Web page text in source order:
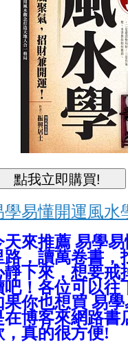
學易懂開運風水
天來推薦 易學
路，讀萬卷書，
靜下來，想要戒
吧！各位可以往
果你也想買 易
在博客來網路書
，真的很方便!